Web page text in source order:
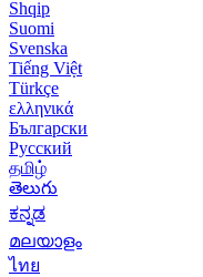
Shqip
Suomi
Svenska
Tiếng Việt
Türkçe
ελληνικά
Български
Русский
தமிழ்
తెలుగు
ಕನ್ನಡ
മലയാളം
ไทย